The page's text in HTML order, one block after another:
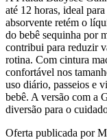
até 12 horas, ideal
absorvente retém o
do bebê sequinha por
contribui para reduzir
rotina. Com cintura
confortável nos
uso diário, passeios e
bebê. A versão com a
diversão para o
Oferta publicada por